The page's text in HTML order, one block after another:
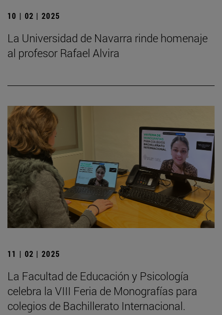
10 | 02 | 2025
La Universidad de Navarra rinde homenaje
al profesor Rafael Alvira
11 | 02 | 2025
La Facultad de Educación y Psicología
celebra la VIII Feria de Monografías para
colegios de Bachillerato Internacional.